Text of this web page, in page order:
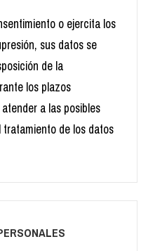
o ejercita los
sus datos se
de la
los plazos
a las posibles
de los datos